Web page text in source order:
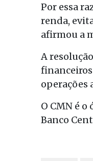
Por essa
renda,
afirmou a
A
financeiros
operações
O CMN é
Banco